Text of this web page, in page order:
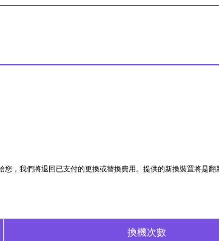
，我們將退回已支付的更換或替換費用。提供的新換裝罝將是翻
換機次數